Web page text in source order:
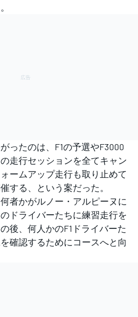
ったのは、F1の予選やF3000
走行セッションを全てキャン
ームアップ走行も取り止めて
する、という案だった。
者かがルノー・アルピーヌに
ドライバーたちに練習走行を
後、何人かのF1ドライバーた
確認するためにコースへと向